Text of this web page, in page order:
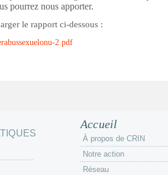
pourrez nous apporter.
le rapport ci-dessous :
2.pdf
Accueil
À propos de CRIN
Notre action
Réseau